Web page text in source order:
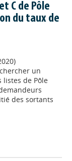
C de Pôle
du taux de
un
listes de Pôle
des sortants